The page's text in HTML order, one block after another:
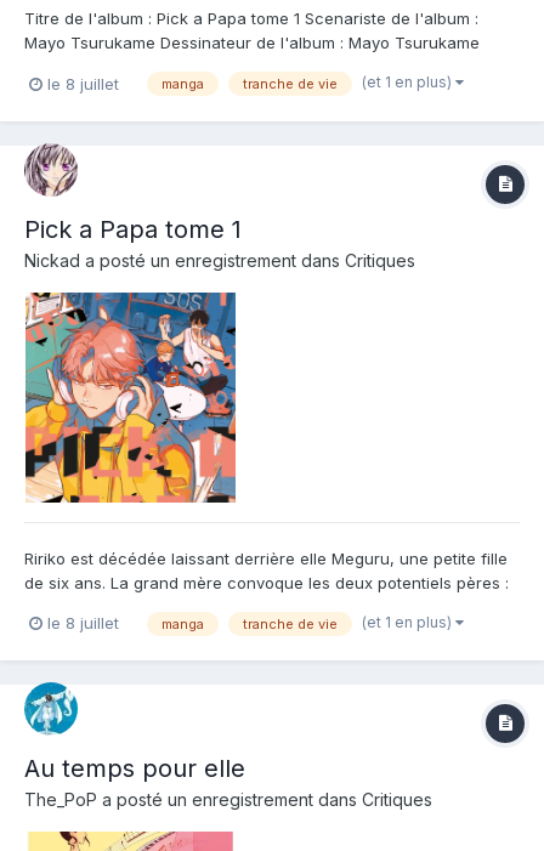
Titre de l'album : Pick a Papa tome 1 Scenariste de l'album :
Mayo Tsurukame Dessinateur de l'album : Mayo Tsurukame
Une comédie familiale et romantique renversante ! À la mort de
le 8 juillet manga tranche de vie (et 1 en plus)
Pick a Papa tome 1
Nickad a posté un enregistrement dans Critiques
Ririko est décédée laissant derrière elle Meguru, une petite fille
de six ans. La grand mère convoque les deux potentiels pères :
Tôma, qui a tout du voyou. L'objectif est simple, ils doivent vivre
le 8 juillet manga tranche de vie (et 1 en plus)
Au temps pour elle
The_PoP a posté un enregistrement dans Critiques